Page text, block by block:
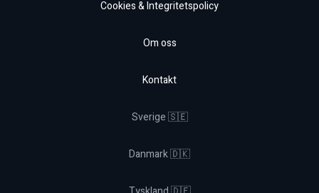
Cookies & Integritetspolicy
Om oss
Kontakt
Sverige 🇸🇪
Danmark 🇩🇰